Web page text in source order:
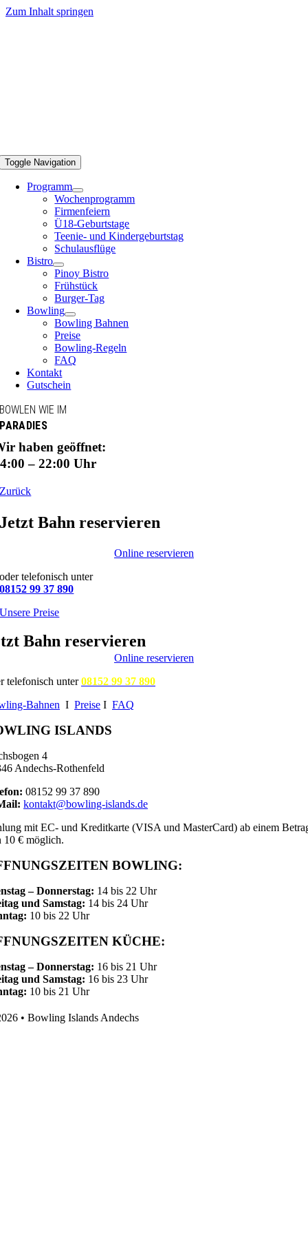
Zum Inhalt springen
Toggle Navigation
Programm
Wochenprogramm
Firmenfeiern
Ü18-Geburtstage
Teenie- und Kindergeburtstag
Schulausflüge
Bistro
Pinoy Bistro
Frühstück
Burger-Tag
Bowling
Bowling Bahnen
Preise
Bowling-Regeln
FAQ
Kontakt
Gutschein
BOWLEN WIE IM
PARADIES
haben geöffnet:
– 22:00 Uhr
Zurück
Jetzt Bahn reservieren
Online reservieren
oder telefonisch unter
08152 99 37 890
Unsere Preise
Bahn reservieren
Online reservieren
telefonisch unter08152 99 37 890
Bahnen I Preise I FAQ
ISLANDS
4
Andechs-Rothenfeld
08152 99 37 890
kontakt@bowling-islands.de
mit EC- und Kreditkarte (VISA und MasterCard) ab einem
10 € möglich.
BOWLING:
– Donnerstag: 14 bis 22 Uhr
und Samstag: 14 bis 24 Uhr
10 bis 22 Uhr
KÜCHE:
– Donnerstag: 16 bis 21 Uhr
und Samstag: 16 bis 23 Uhr
10 bis 21 Uhr
• Bowling Islands Andechs